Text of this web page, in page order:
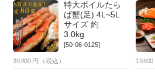
特大ボイルたら
ば蟹(足) 4L~5L
サイズ 約
3.0kg
[50-06-0125]
39,800 円（税込） 19,800